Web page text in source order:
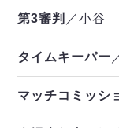
第3審判 ／小谷
タイムキーパー
マッチコミッシ